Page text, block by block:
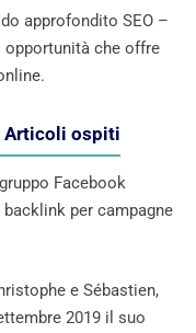
approfondito SEO –
opportunità che offre
Articoli ospiti
Facebook
per campagne
e Sébastien,
2019 il suo